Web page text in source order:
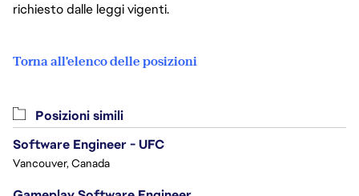
richiesto dalle leggi vigenti.
Torna all'elenco delle posizioni
Posizioni simili
Software Engineer - UFC
Vancouver, Canada